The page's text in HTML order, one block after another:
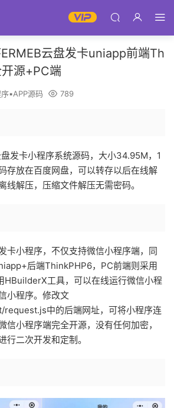
云盘发卡uniapp前端Th
源+PC端
▪APP源码 789
发卡小程序系统源码，大小34.95M，1
存放在百度网盘，可以转存以后在线解
线解压，压缩文件解压无需密码。
卡小程序，不仅支持微信小程序端，同
后端ThinkPHP6，PC前端则采用
HBuilderX工具，可以在线运行微信小程
小程序。修改文
中的后端网址，可将小程序连
信小程序端完全开源，没有任何加密，
行二次开发和定制。